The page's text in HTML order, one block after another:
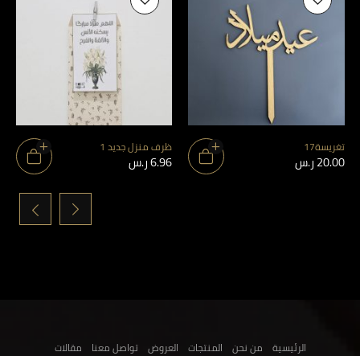
تغريسة17
20.00ر.س
ظرف منزل جديد 1
6.96ر.س
‹
›
الرئيسية من نحن المنتجات العروض تواصل معنا مقالات